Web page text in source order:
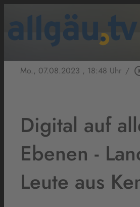
Mo., 07.08.2023 , 18:48 Uhr /
Digital auf
Ebenen -
Leute aus